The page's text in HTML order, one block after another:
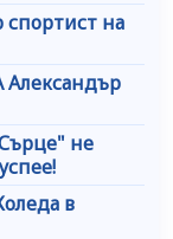
спортист на
Александър
не
в